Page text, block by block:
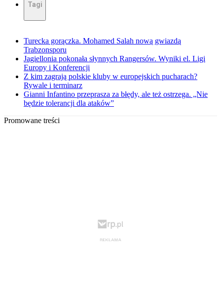
Tagi
Turecka gorączka. Mohamed Salah nową gwiazdą
Trabzonsporu
Jagiellonia pokonała słynnych Rangersów. Wyniki el. Ligi
Europy i Konferencji
Z kim zagrają polskie kluby w europejskich pucharach?
Rywale i terminarz
Gianni Infantino przeprasza za błędy, ale też ostrzega. „Nie
będzie tolerancji dla ataków”
Promowane treści